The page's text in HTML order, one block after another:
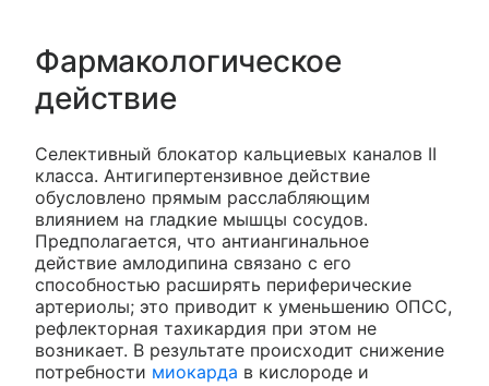
Фармакологическое
действие
Селективный блокатор кальциевых каналов II
класса. Антигипертензивное действие
обусловлено прямым расслабляющим
влиянием на гладкие мышцы сосудов.
Предполагается, что антиангинальное
действие амлодипина связано с его
способностью расширять периферические
артериолы; это приводит к уменьшению ОПСС,
рефлекторная тахикардия при этом не
возникает. В результате происходит снижение
потребности миокарда в кислороде и